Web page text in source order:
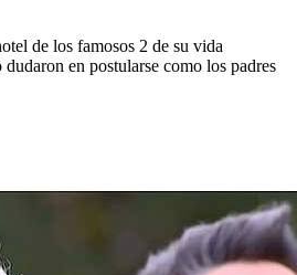
de los famosos 2 de su vida
en postularse como los padres